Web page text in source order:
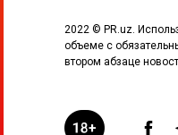
2022 © PR.uz.
объеме с
втором абзаце